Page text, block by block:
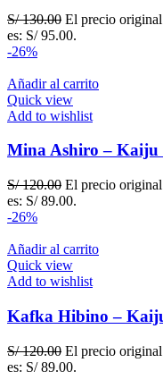
S/130.00 El precio
es: S/ 95.00.
-26%
Añadir al carrito
Quick view
Add to wishlist
Mina Ashiro – Kaiju
S/120.00 El precio
es: S/ 89.00.
-26%
Añadir al carrito
Quick view
Add to wishlist
Kafka Hibino –
S/120.00 El precio
es: S/ 89.00.